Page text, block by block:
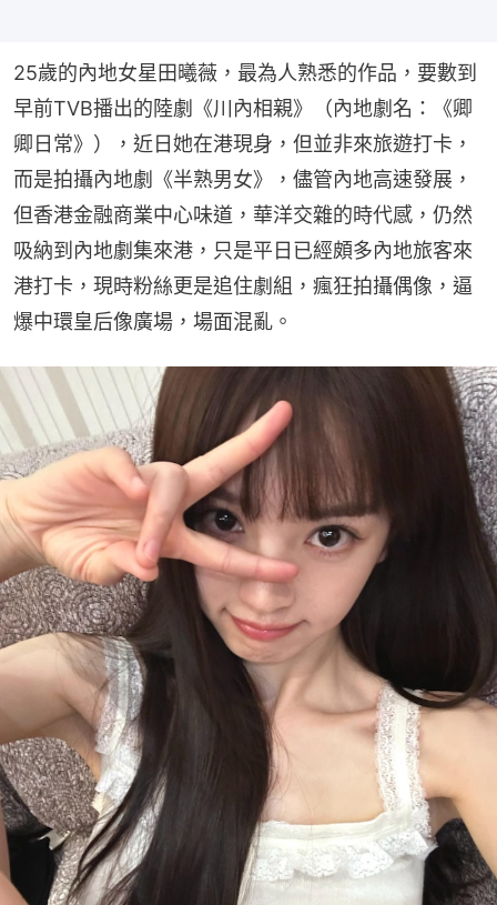
25歲的內地女星田曦薇，最為人熟悉的作品，要數到
早前TVB播出的陸劇《川內相親》（內地劇名：《卿
卿日常》），近日她在港現身，但並非來旅遊打卡，
而是拍攝內地劇《半熟男女》，儘管內地高速發展，
但香港金融商業中心味道，華洋交雜的時代感，仍然
吸納到內地劇集來港，只是平日已經頗多內地旅客來
港打卡，現時粉絲更是追住劇組，瘋狂拍攝偶像，逼
爆中環皇后像廣場，場面混亂。